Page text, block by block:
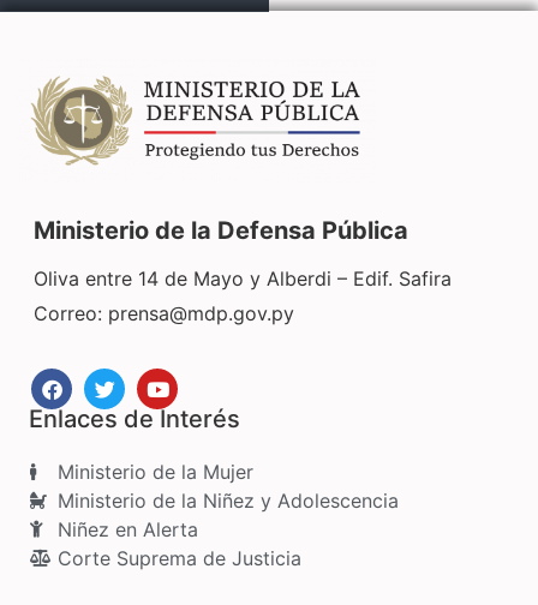
Ministerio de la Defensa Pública
Oliva entre 14 de Mayo y Alberdi – Edif. Safira
Correo: prensa@mdp.gov.py
Enlaces de Interés
Ministerio de la Mujer
Ministerio de la Niñez y Adolescencia
Niñez en Alerta
Corte Suprema de Justicia